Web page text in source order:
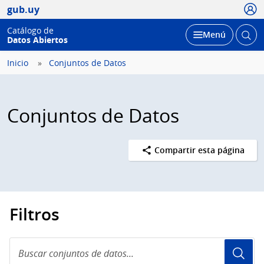
gub.uy
Catálogo de
Datos Abiertos
Desplegar
Menú Abrir
Inicio Conjuntos de Datos
Conjuntos de Datos
Compartir esta página
Filtros
conjuntos